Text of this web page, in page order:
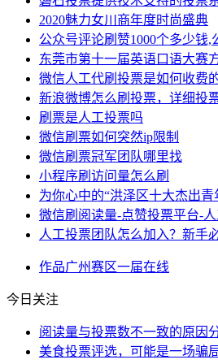
2020魅力女川商年度时尚盛典
公众号评论刷赞1000个多少钱,
东莞市第十一届英语口语大赛
微信人工代刷投票是如何收费
新浪微博怎么刷投票，详细投
刷票是人工投票吗
微信刷票如何突然ip限制
微信刷票冠军团队哪里找
小程序刷访问量怎么刷
为你心中的“洪泽区十大杰出
微信刷阅读量-点赞投票平台-
人工投票团队怎么加入？新手
作品广州赛区一届在线
今日关注
阅读量与投票数不一致的原因
美食投票评选，可能是一场骗